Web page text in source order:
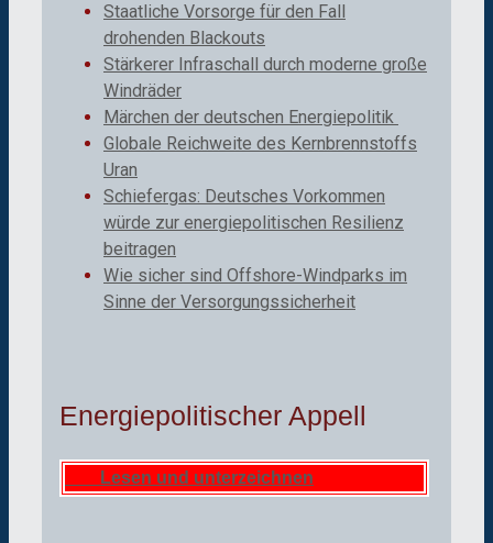
Staatliche Vorsorge für den Fall
drohenden Blackouts
Stärkerer Infraschall durch moderne große
Windräder
Märchen der deutschen Energiepolitik
Globale Reichweite des Kernbrennstoffs
Uran
Schiefergas: Deutsches Vorkommen
würde zur energiepolitischen Resilienz
beitragen
Wie sicher sind Offshore-Windparks im
Sinne der Versorgungssicherheit
Energiepolitischer Appell
Lesen und unterzeichnen